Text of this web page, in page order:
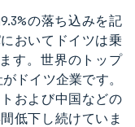
の落ち込みを記
おいてドイツは乗
す。世界のトップ
ドイツ企業です。
および中国などの
低下し続けていま